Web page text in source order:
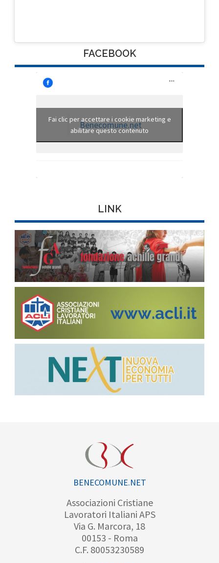
FACEBOOK
Benecomune.net
Fai clic per accettare i cookie marketing e
abilitare questo contenuto
LINK
BENECOMUNE.NET
Associazioni Cristiane
Lavoratori Italiani APS
Via G. Marcora, 18
00153 - Roma
C.F. 80053230589